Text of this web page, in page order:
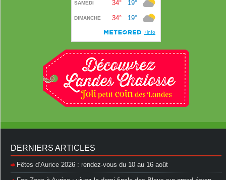
DERNIERS ARTICLES
Fêtes d’Aurice 2026 : rendez-vous du 10 au 16 août